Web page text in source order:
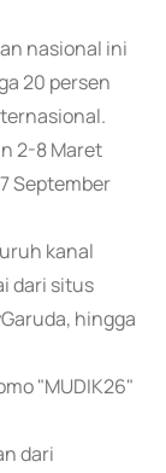
nasional ini
20 persen
2-8 Maret
September
kanal
dari situs
hingga
"MUDIK26"
dari